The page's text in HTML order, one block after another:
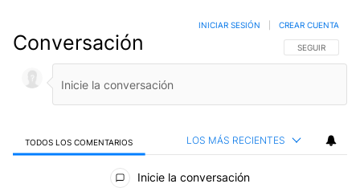
Conversación SIGA ESTA
SEGUIR
INICIAR SESIÓN CREAR CUENTA
TODOS LOS COMENTARIOS LOS MÁS RECIENTES
Todos los comentarios
Inicie la conversación